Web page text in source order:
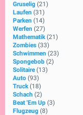
Gruselig (21)
Laufen (31)
Parken (14)
Werfen (27)
Mathematik (21)
Zombies (33)
Schwimmen (23)
Spongebob (2)
Solitaire (13)
Auto (93)
Truck (18)
Schach (2)
Beat 'Em Up (3)
Flugzeug (8)